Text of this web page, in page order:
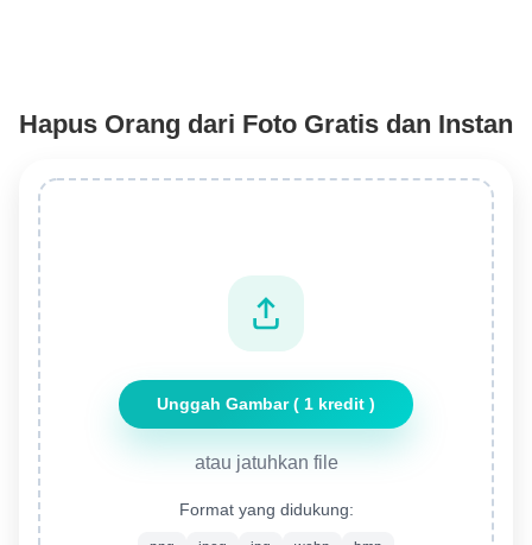
Hapus Orang dari Foto Gratis dan Instan
Unggah Gambar ( 1 kredit )
atau jatuhkan file
Format yang didukung: